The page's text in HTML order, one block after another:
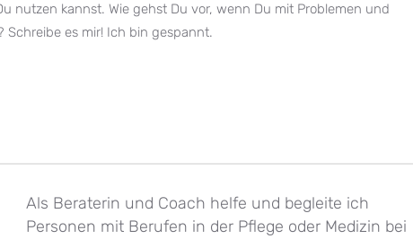
nutzen kannst. Wie gehst Du vor, wenn Du mit Problemen und
es mir! Ich bin gespannt.
Als Beraterin und Coach helfe und begleite ich
Personen mit Berufen in der Pflege oder Medizin bei